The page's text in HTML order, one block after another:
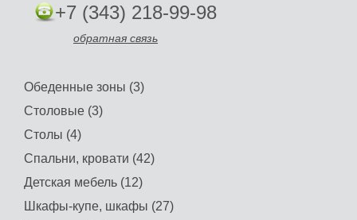
+7 (343) 218-99-98
обратная связь
Обеденные зоны (3)
Столовые (3)
Столы (4)
Спальни, кровати (42)
Детская мебель (12)
Шкафы-купе, шкафы (27)